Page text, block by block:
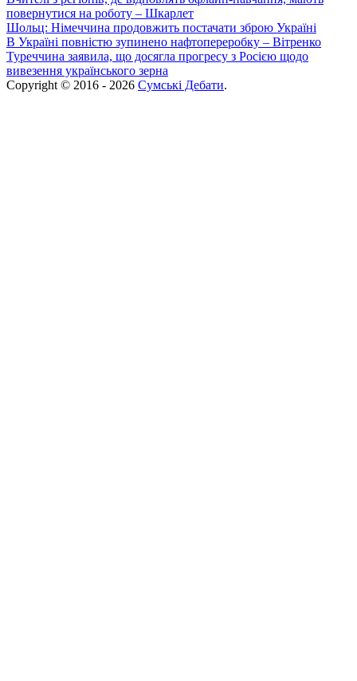
повернутися на роботу – Шкарлет
Шольц: Німеччина продовжить постачати зброю Україні
В Україні повністю зупинено нафтопереробку – Вітренко
Туреччина заявила, що досягла прогресу з Росією щодо
вивезення українського зерна
Copyright © 2016 - 2026 Сумські Дебати.